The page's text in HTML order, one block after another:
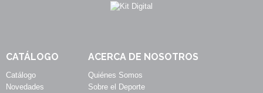
CATÁLOGO
Catálogo
Novedades
ACERCA DE NOSOTROS
Quiénes Somos
Sobre el Deporte